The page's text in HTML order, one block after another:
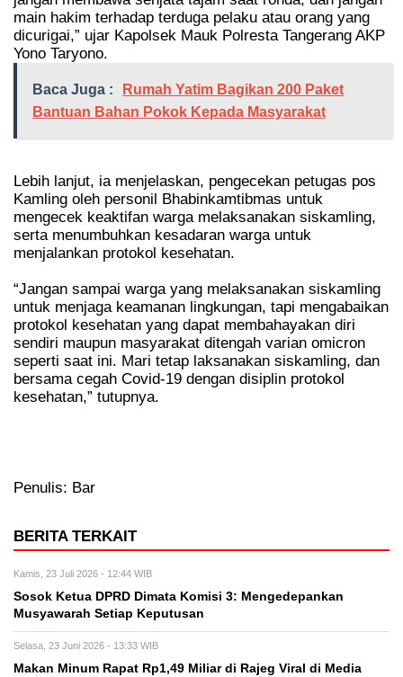
main hakim terhadap terduga pelaku atau orang yang
dicurigai,” ujar Kapolsek Mauk Polresta Tangerang AKP
Yono Taryono.
Baca Juga :
Rumah Yatim Bagikan 200 Paket
Bantuan Bahan Pokok Kepada Masyarakat
Lebih lanjut, ia menjelaskan, pengecekan petugas pos
Kamling oleh personil Bhabinkamtibmas untuk
mengecek keaktifan warga melaksanakan siskamling,
serta menumbuhkan kesadaran warga untuk
menjalankan protokol kesehatan.
“Jangan sampai warga yang melaksanakan siskamling
untuk menjaga keamanan lingkungan, tapi mengabaikan
protokol kesehatan yang dapat membahayakan diri
sendiri maupun masyarakat ditengah varian omicron
seperti saat ini. Mari tetap laksanakan siskamling, dan
bersama cegah Covid-19 dengan disiplin protokol
kesehatan,” tutupnya.
Penulis: Bar
BERITA TERKAIT
Kamis, 23 Juli 2026 - 12:44 WIB
Sosok Ketua DPRD Dimata Komisi 3: Mengedepankan
Musyawarah Setiap Keputusan
Selasa, 23 Juni 2026 - 13:33 WIB
Makan Minum Rapat Rp1,49 Miliar di Rajeg Viral di Media